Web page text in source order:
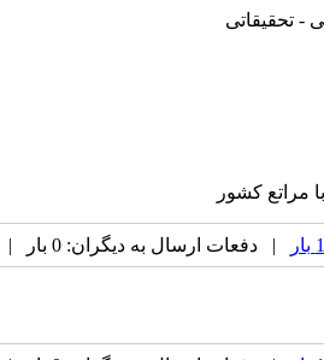
- تحقیقاتی
مراتع کشور
| دفعات ارسال به دیگران: 0 بار |